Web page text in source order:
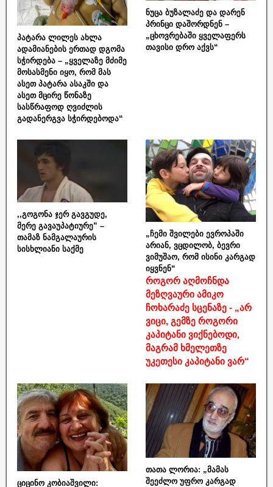
პატარა ლილეს ახლა
ადამიანების ერთად დგომა
სჭირდება – „ყველაზე მძიმე
მოსასმენი იყო, რომ მას
ასეთ პატარა ასაკში და
ასეთ მცირე წონაზე
სასწრაფოდ ღვიძლის
გადანერგვა სჭირდებოდა“
ნუცა ბუზალაძე და დარენ
პრინცი დაშორდნენ –
„ცხოვრებაში ყველაფერს
თავისი დრო აქვს“
,,გოგონა ჯერ გავგუდე,
მერე გავაუპატიურე” –
თამაზ ნამგალაურის
სისხლიანი საქმე
„ჩემი შვილები ევროპაში
არიან, ვცდილობ, ბევრი
ვიმუშაო, რომ ისინი კარგად
იყვნენ“
როგორ აღმოჩნდა
მეზღვაური ამიკო
ჩოხარაძე სცენაზე - „არ
ვიცი, გემზე როგორი
კაპიტანი ვიქნებოდი,
მაგრამ ხმელეთზე
უკეთესი კაპიტანი ვარ“
ციცინო კობიაშვილი:
თათა ლორია: „მამას
შეეძლო უფრო კარგად